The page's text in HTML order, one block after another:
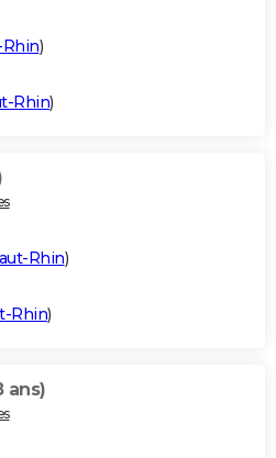
)
Rhin)
Rhin)
Rhin)
ans)